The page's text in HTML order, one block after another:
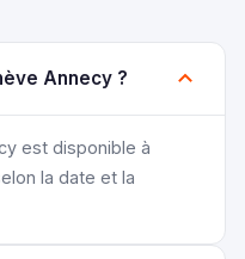
Annecy ?
est disponible à
la date et la